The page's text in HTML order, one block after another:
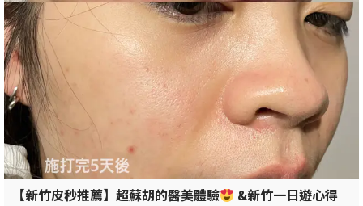
【新竹皮秒推薦】超蘇胡的醫美體驗 &新竹一日遊心得